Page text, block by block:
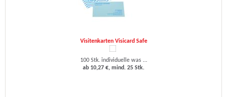
Visitenkarten Visicard Safe
100 Stk. individuelle was ...
ab 10,27 €, mind. 25 Stk.